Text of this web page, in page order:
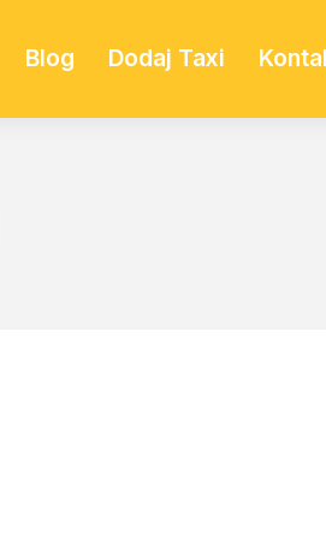
Blog Dodaj Taxi